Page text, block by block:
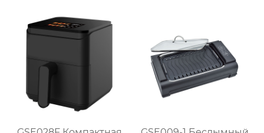
для домашнего
использования